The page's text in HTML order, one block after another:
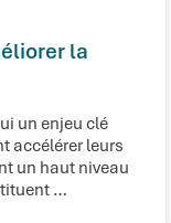
la
un enjeu clé
accélérer leurs
un haut niveau
…